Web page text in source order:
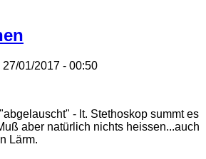
27/01/2017 - 00:50
- lt. Stethoskop summt es
aber natürlich nichts heissen...auch
Lärm.